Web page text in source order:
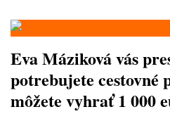
Eva Máziková vás
potrebujete cestovné
môžete vyhrať 1 000